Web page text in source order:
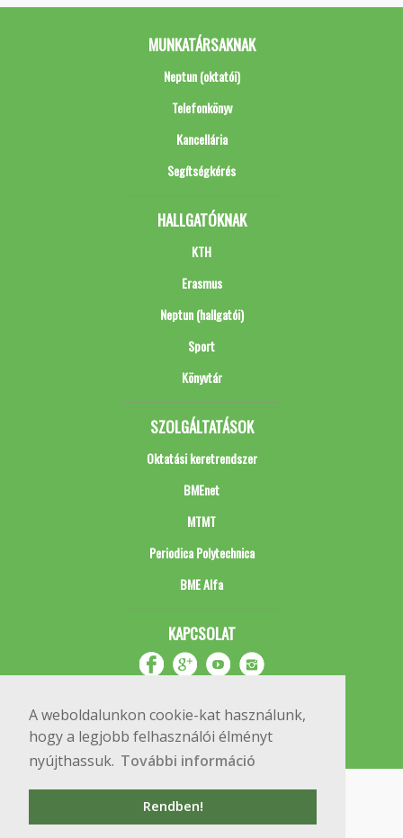
A weboldalunkon cookie-kat használunk,
hogy a legjobb felhasználói élményt
nyújthassuk. További információ
Rendben!
MUNKATÁRSAKNAK
Neptun (oktatói)
Telefonkönyv
Kancellária
Segítségkérés
HALLGATÓKNAK
KTH
Erasmus
Neptun (hallgatói)
Sport
Könyvtár
SZOLGÁLTATÁSOK
Oktatási keretrendszer
BMEnet
MTMT
Periodica Polytechnica
BME Alfa
KAPCSOLAT
Copyright © 2020 BME Építőmérnöki Kar
1111 Budapest, Műegyetem rkp. 3.